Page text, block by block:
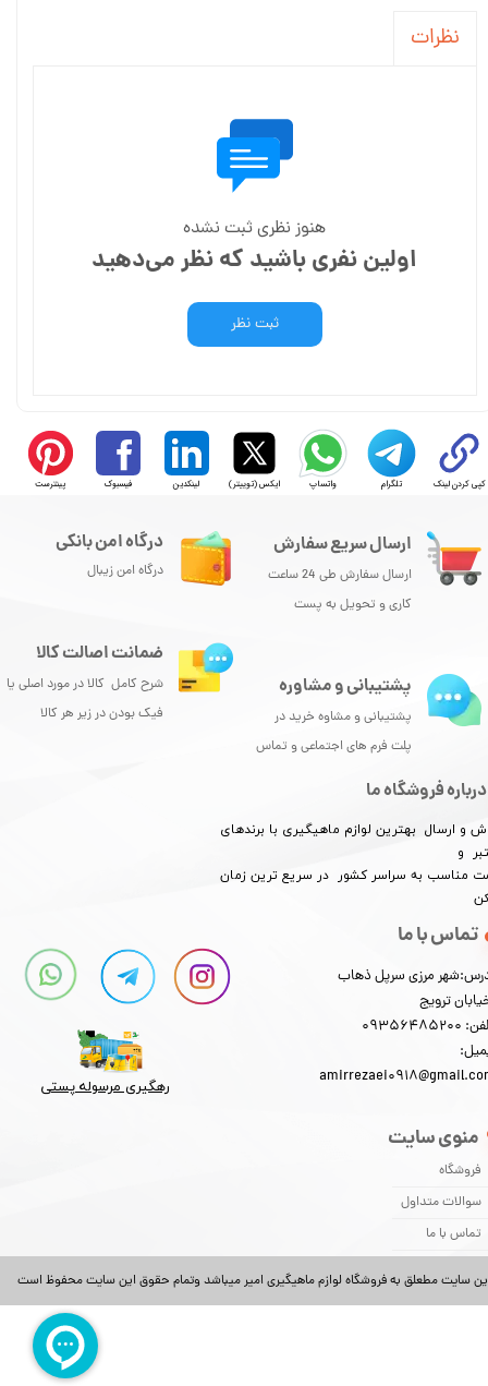
نظرات
هنوز نظری ثبت نشده
اولین نفری باشید که نظر می‌دهید
ثبت نظر
کپی کردن لینک تلگرام واتساپ ایکس (توییتر) لینکدین فیسبوک پینترست
سایت مطعلق به فروشگاه لوازم ماهیگیری امیر میباشد وتمام حقوق این سایت محفوظ است
ارسال سریع سفارش
ارسال سفارش طی 24 ساعت
کاری و تحویل به پست
درباره فروشگاه ما
و ارسال بهترین لوازم ماهیگیری با برندهای
و
مناسب به سراسر کشور در سریع ترین زمان
منوی سایت
فروشگاه
سوالات متداول
تماس با ما
تماس با ما
مرزی سرپل ذهاب
ترویج
درگاه امن بانکی
درگاه امن زیبال
پشتیبانی و مشاوره
پشتیبانی و مشاوه خرید در
پلت فرم های اجتماعی و تماس
ضمانت اصالت کالا
شرح کامل کالا در مورد اصلی یا
فیک بودن در زیر هر کالا
رهگیری مرسوله پستی​​​​​​​